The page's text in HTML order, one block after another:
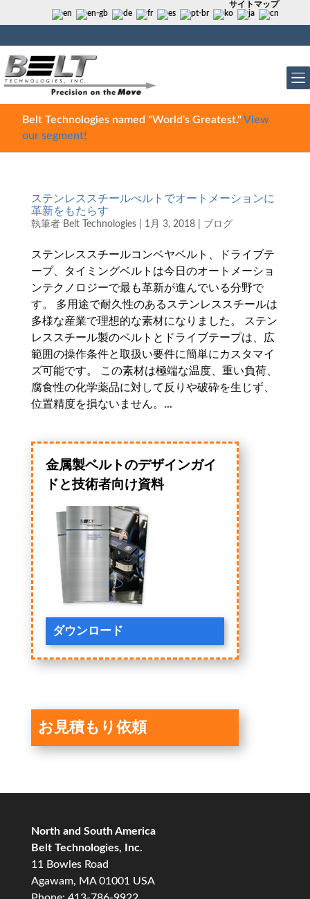
サイトマップ
Belt Technologies named "World's Greatest."View
our segment!
ステンレススチールべルトでオートメーションに
革新をもたらす
執筆者 Belt Technologies| 1月 3, 2018| ブログ
ステンレススチールコンベヤベルト、ドライブテ
ープ、タイミングベルトは今日のオートメーショ
ンテクノロジーで最も革新が進んでいる分野で
す。 多用途で耐久性のあるステンレススチールは
多様な産業で理想的な素材になりました。 ステン
レススチール製のベルトとドライブテープは、広
範囲の操作条件と取扱い要件に簡単にカスタマイ
ズ可能です。 この素材は極端な温度、重い負荷、
腐食性の化学薬品に対して反りや破砕を生じず、
位置精度を損ないません。...
金属製ベルトのデザインガイ
ドと技術者向け資料
ダウンロード
お見積もり依頼
North and South America
Belt Technologies, Inc.
11 Bowles Road
Agawam, MA 01001 USA